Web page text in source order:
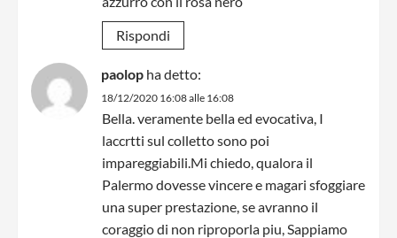
Rispondi
paolop ha detto:
18/12/2020 16:08 alle 16:08
Bella. veramente bella ed evocativa, I
laccrtti sul colletto sono poi
impareggiabili.Mi chiedo, qualora il
Palermo dovesse vincere e magari sfoggiare
una super prestazione, se avranno il
coraggio di non riproporla piu, Sappiamo